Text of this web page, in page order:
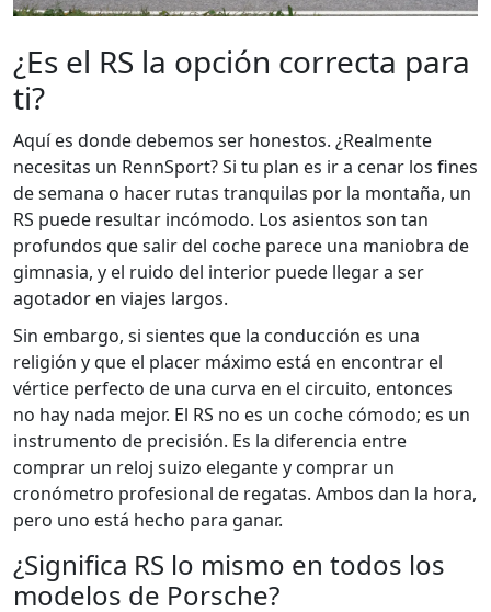
¿Es el RS la opción correcta para
ti?
Aquí es donde debemos ser honestos. ¿Realmente
necesitas un RennSport? Si tu plan es ir a cenar los fines
de semana o hacer rutas tranquilas por la montaña, un
RS puede resultar incómodo. Los asientos son tan
profundos que salir del coche parece una maniobra de
gimnasia, y el ruido del interior puede llegar a ser
agotador en viajes largos.
Sin embargo, si sientes que la conducción es una
religión y que el placer máximo está en encontrar el
vértice perfecto de una curva en el circuito, entonces
no hay nada mejor. El RS no es un coche cómodo; es un
instrumento de precisión. Es la diferencia entre
comprar un reloj suizo elegante y comprar un
cronómetro profesional de regatas. Ambos dan la hora,
pero uno está hecho para ganar.
¿Significa RS lo mismo en todos los
modelos de Porsche?